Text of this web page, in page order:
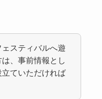
ェスティバルへ遊
、事前情報とし
ていただければ